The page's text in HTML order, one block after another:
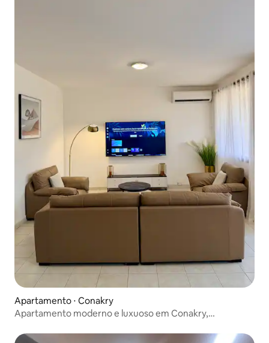
Apartamento ⋅ Conakry
Apartamento moderno e luxuoso em Conakry,